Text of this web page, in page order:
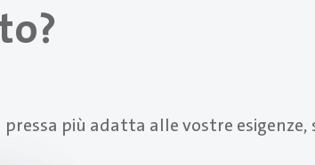
più adatta alle vostre